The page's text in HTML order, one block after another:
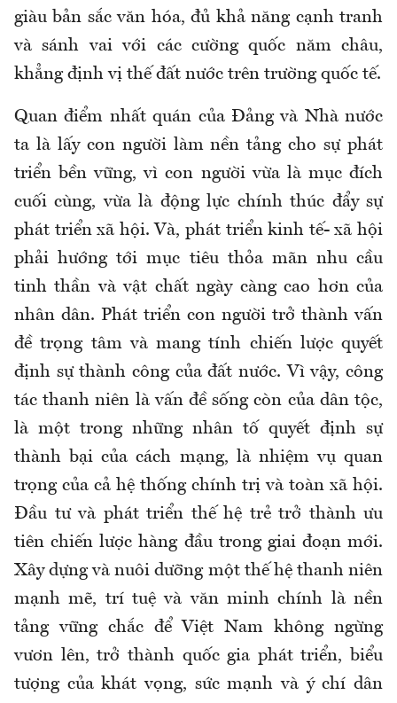
giàu bản sắc văn hóa, đủ khả năng cạnh tranh
và sánh vai với các cường quốc năm châu,
khẳng định vị thế đất nước trên trường quốc tế.
Quan điểm nhất quán của Đảng và Nhà nước
ta là lấy con người làm nền tảng cho sự phát
triển bền vững, vì con người vừa là mục đích
cuối cùng, vừa là động lực chính thúc đẩy sự
phát triển xã hội. Và, phát triển kinh tế- xã hội
phải hướng tới mục tiêu thỏa mãn nhu cầu
tinh thần và vật chất ngày càng cao hơn của
nhân dân. Phát triển con người trở thành vấn
đề trọng tâm và mang tính chiến lược quyết
định sự thành công của đất nước. Vì vậy, công
tác thanh niên là vấn đề sống còn của dân tộc,
là một trong những nhân tố quyết định sự
thành bại của cách mạng, là nhiệm vụ quan
trọng của cả hệ thống chính trị và toàn xã hội.
Đầu tư và phát triển thế hệ trẻ trở thành ưu
tiên chiến lược hàng đầu trong giai đoạn mới.
Xây dựng và nuôi dưỡng một thế hệ thanh niên
mạnh mẽ, trí tuệ và văn minh chính là nền
tảng vững chắc để Việt Nam không ngừng
vươn lên, trở thành quốc gia phát triển, biểu
tượng của khát vọng, sức mạnh và ý chí dân